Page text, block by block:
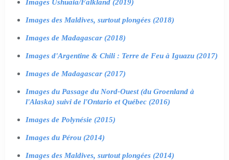
Images Ushuaia/Falkland (2019)
Images des Maldives, surtout plongées (2018)
Images de Madagascar (2018)
Images d'Argentine & Chili : Terre de Feu à Iguazu (2017)
Images de Madagascar (2017)
Images du Passage du Nord-Ouest (du Groenland à
l'Alaska) suivi de l'Ontario et Québec (2016)
Images de Polynésie (2015)
Images du Pérou (2014)
Images des Maldives, surtout plongées (2014)